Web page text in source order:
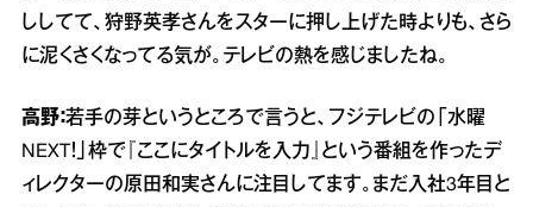
ししてて、狩野英孝さんをスターに押し上げた時よりも、さら
に泥くさくなってる気が。テレビの熱を感じましたね。
高野：若手の芽というところで言うと、フジテレビの「水曜
NEXT！」枠で『ここにタイトルを入力』という番組を作ったデ
ィレクターの原田和実さんに注目してます。まだ入社3年目と